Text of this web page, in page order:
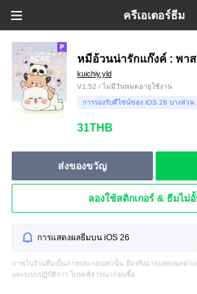
ครีเอเตอร์ธีม
หมีอ้วนน่ารักแก๊งค์ : พาส
kuichiy.yld
V1.52 / ไม่มีวันหมดอายุใช้งาน
การรองรับดีไซน์ของ iOS 26 บางส่วน
31THB
ส่งของขวัญ
ลองใช้สติกเกอร์ & ธีมไม่
การแสดงผลธีมบน iOS 26
ภาพในร้านธีมเป็นภาพประกอบเท่านั้น ธีมจริงอาจแสดงผลต่า
และระบบปฏิบัติการ โปรดพิจารณาก่อนซื้อ